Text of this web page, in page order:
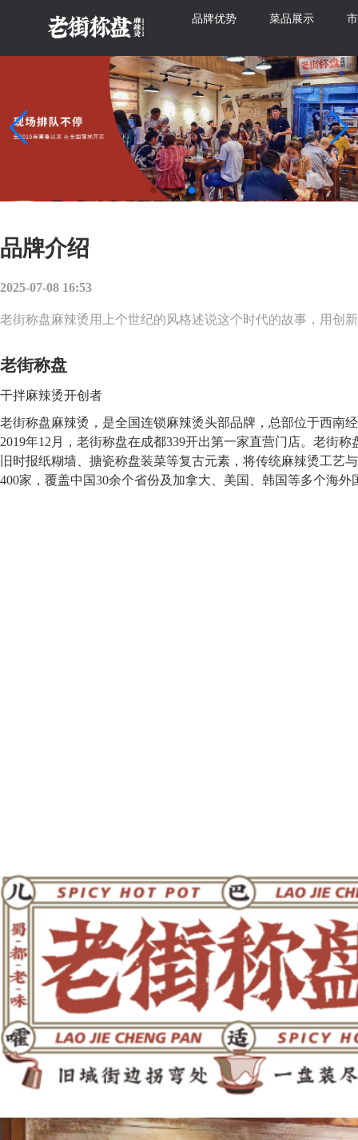
品牌优势 菜品展示
品牌介绍
2025-07-08 16:53
老街称盘麻辣烫用上个世纪的风格述说这个时代的故事，用创
老街称盘
干拌麻辣烫开创者
老街称盘麻辣烫，是全国连锁麻辣烫头部品牌，总部位于西南
2019年12月，老街称盘在成都339开出第一家直营门店。老街
旧时报纸糊墙、搪瓷称盘装菜等复古元素，将传统麻辣烫工
400家，覆盖中国30余个省份及加拿大、美国、韩国等多个海